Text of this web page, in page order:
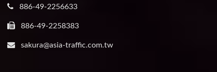
886-49-2256633
886-49-2258383
sakura@asia-traffic.com.tw